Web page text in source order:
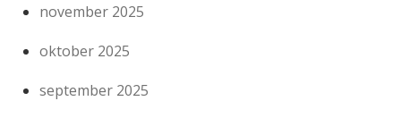
november 2025
oktober 2025
september 2025